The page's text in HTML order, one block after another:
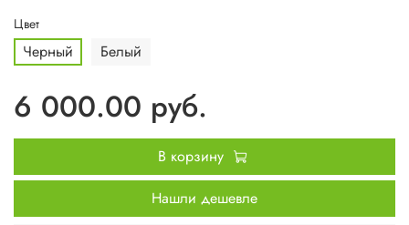
Цвет
Черный Белый
6 000.00 руб.
В корзину
Нашли дешевле